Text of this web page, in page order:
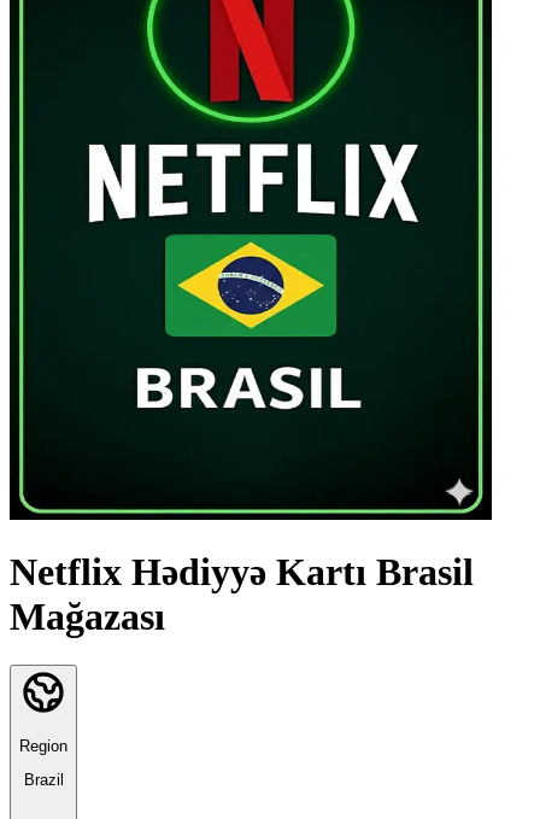
Netflix Hədiyyə Kartı Brasil
Mağazası
Region
Brazil